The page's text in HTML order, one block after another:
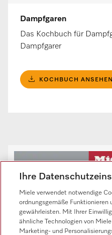
Dampfgaren
Das Kochbuch für
Dampfgarer
KOCHBUCH ANSEHEN
Ihre
Miele verwendet notwendige
ordnungsgemäße Funktionieren
gewährleisten. Mit Ihrer
ähnliche Technologien von
Marketing- und